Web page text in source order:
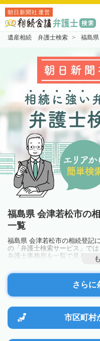
朝日新聞社運営
遺産相続 弁護士検索 福島
福島県 会津若松市の
一覧
福島県 会津若松市の相続登記
の「弁護士検索サービス」で
弁護士事務所を一覧で見るこ
抱えている方は一度近隣の弁
さらに
市区町村